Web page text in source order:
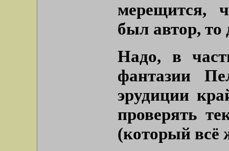
мерещится,
был автор, то
Надо, в
фантазии
эрудиции
проверять
(который всё